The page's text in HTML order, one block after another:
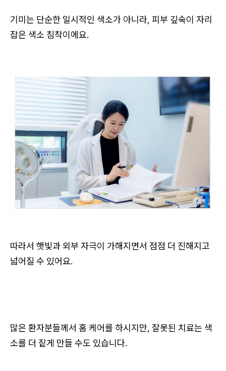
기미는 단순한 일시적인 색소가 아니라, 피부 깊숙이 자리
잡은 색소 침착이에요.
따라서 햇빛과 외부 자극이 가해지면서 점점 더 진해지고
넓어질 수 있어요.
많은 환자분들께서 홈 케어를 하시지만, 잘못된 치료는 색
소를 더 짙게 만들 수도 있습니다.